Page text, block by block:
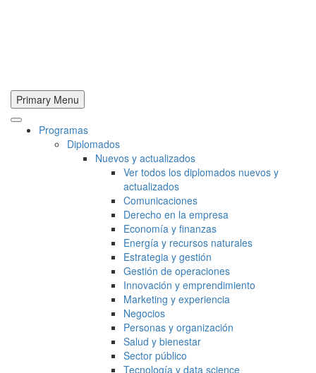
Primary Menu
Programas
Diplomados
Nuevos y actualizados
Ver todos los diplomados nuevos y
actualizados
Comunicaciones
Derecho en la empresa
Economía y finanzas
Energía y recursos naturales
Estrategia y gestión
Gestión de operaciones
Innovación y emprendimiento
Marketing y experiencia
Negocios
Personas y organización
Salud y bienestar
Sector público
Tecnología y data science